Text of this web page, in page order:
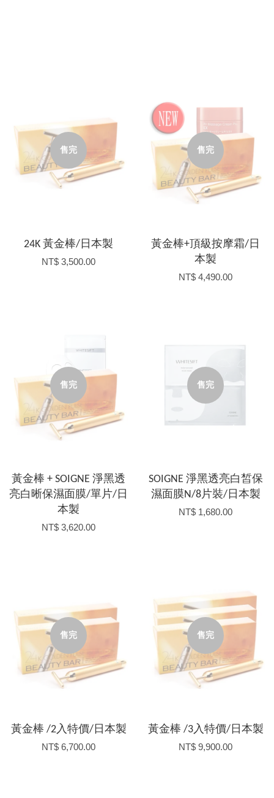
售完
24K 黃金棒/日本製
NT$ 3,500.00
售完
黃金棒+頂級按摩霜/日
本製
NT$ 4,490.00
售完
黃金棒 + SOIGNE 淨黑透
亮白晰保濕面膜/單片/日
本製
NT$ 3,620.00
售完
SOIGNE 淨黑透亮白皙保
濕面膜N/8片裝/日本製
NT$ 1,680.00
售完
黃金棒 /2入特價/日本製
NT$ 6,700.00
售完
黃金棒 /3入特價/日本製
NT$ 9,900.00